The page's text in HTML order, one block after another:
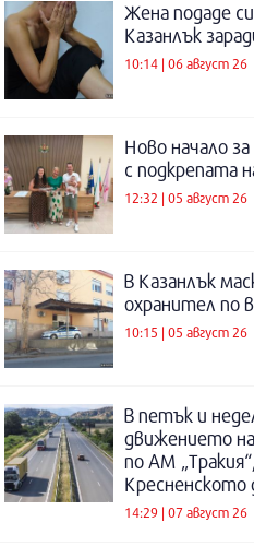
Жена подаде
Казанлък
10:14 | 06 август 26
Ново начало
с подкрепата
12:32 | 05 август 26
В Казанлък
охранител по
10:15 | 05 август 26
В петък и
движението
по АМ
Кресненското
14:29 | 07 август 26